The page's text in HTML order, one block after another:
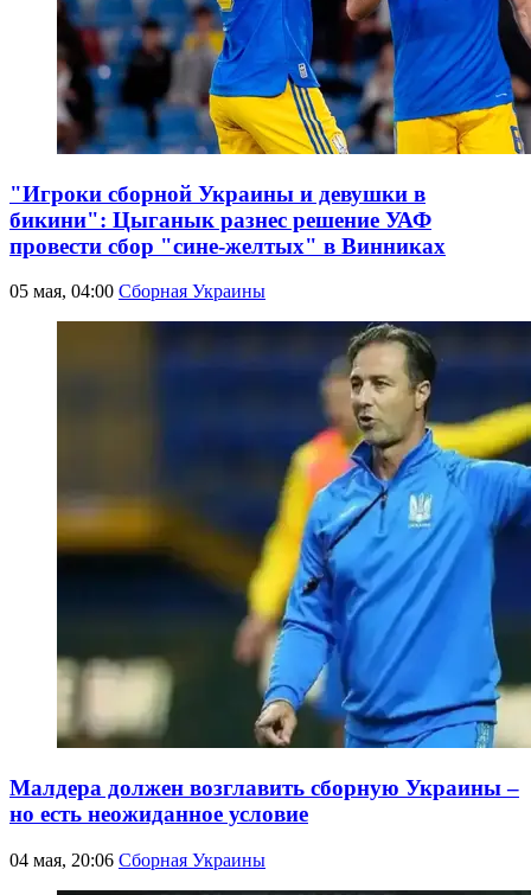
"Игроки сборной Украины и девушки в
бикини": Цыганык разнес решение УАФ
провести сбор "сине-желтых" в Винниках
05 мая, 04:00 Сборная Украины
Малдера должен возглавить сборную Украины –
но есть неожиданное условие
04 мая, 20:06 Сборная Украины